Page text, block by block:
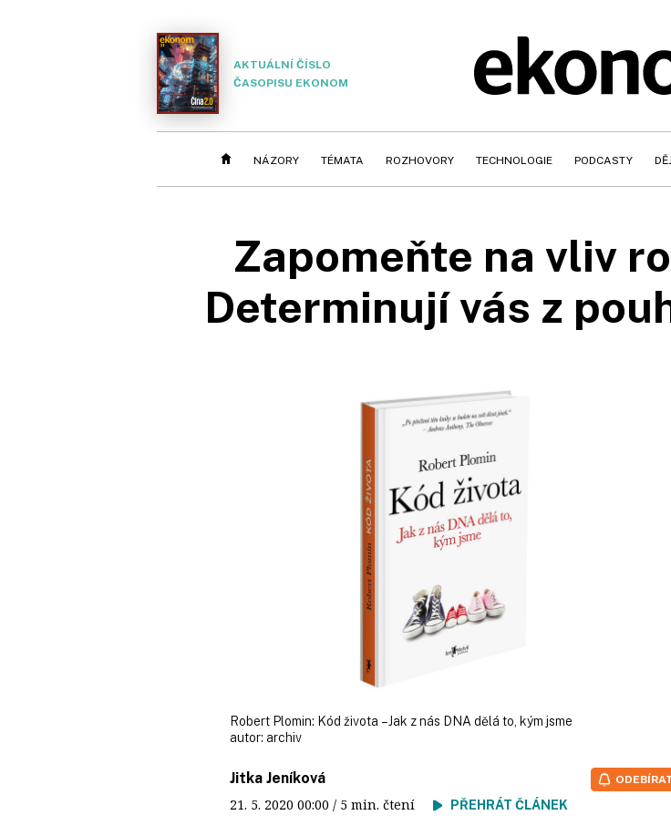
AKTUÁLNÍ ČÍSLO
ČASOPISU EKONOM
NÁZORY TÉMATA ROZHOVORY TECHNOLOGIE PODCASTY
Zapomeňte na vliv
Determinují vás z
Robert Plomin: Kód života – Jak z nás DNA dělá to, kým jsme
autor: archiv
Jitka Jeníková
21. 5. 2020 00:00 / 5 min. čtení PŘEHRÁT ČLÁNEK